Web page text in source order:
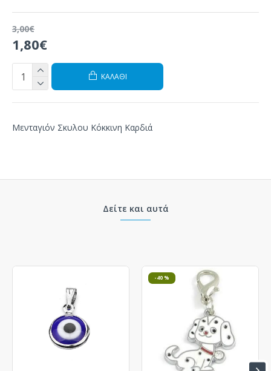
1,80€
3,00€
ΚΑΛΆΘΙ
Μενταγιόν Σκυλου Κόκκινη Καρδιά
Δείτε και αυτά
-40 %